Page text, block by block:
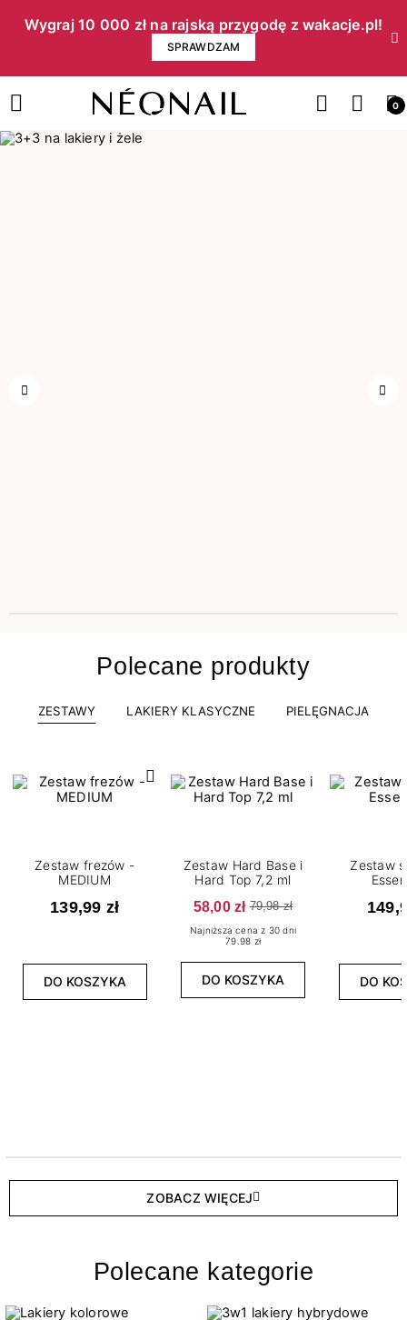
Wygraj 10 000 zł na rajską przygodę z wakacje.pl!​
SPRAWDZAM
0
Polecane produkty
ZESTAWY LAKIERY KLASYCZNE PIELĘGNACJA
Zestaw frezów -
MEDIUM
139,99 zł
DO KOSZYKA
Zestaw Hard Base i
Hard Top 7,2 ml
58,00 zł 79,98 zł
Najniższa cena z 30 dni
79.98 zł
DO KOSZYKA
Zestaw
DO
ZOBACZ WIĘCEJ
Polecane kategorie